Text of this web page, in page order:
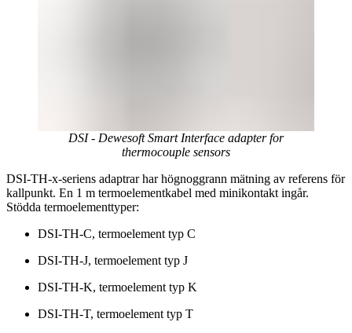
DSI - Dewesoft Smart Interface adapter for
thermocouple sensors
DSI-TH-x-seriens adaptrar har högnoggrann mätning av referens för
kallpunkt. En 1 m termoelementkabel med minikontakt ingår.
Stödda termoelementtyper:
DSI-TH-C, termoelement typ C
DSI-TH-J, termoelement typ J
DSI-TH-K, termoelement typ K
DSI-TH-T, termoelement typ T